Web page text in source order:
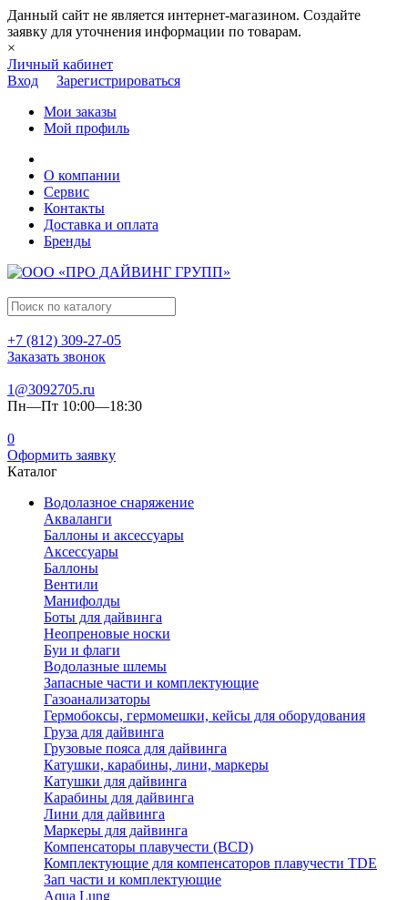
Данный сайт не является интернет-магазином. Создайте
заявку для уточнения информации по товарам.
×
Личный кабинет
Вход
Зарегистрироваться
Мои заказы
Мой профиль
О компании
Сервис
Контакты
Доставка и оплата
Бренды
+7 (812) 309-27-05
Заказать звонок
1@3092705.ru
Пн—Пт 10:00—18:30
0
Оформить заявку
Каталог
Водолазное снаряжение
Акваланги
Баллоны и аксессуары
Аксессуары
Баллоны
Вентили
Манифолды
Боты для дайвинга
Неопреновые носки
Буи и флаги
Водолазные шлемы
Запасные части и комплектующие
Газоанализаторы
Гермобоксы, гермомешки, кейсы для оборудования
Груза для дайвинга
Грузовые пояса для дайвинга
Катушки, карабины, лини, маркеры
Катушки для дайвинга
Карабины для дайвинга
Лини для дайвинга
Маркеры для дайвинга
Компенсаторы плавучести (BCD)
Комплектующие для компенсаторов плавучести TDE
Зап части и комплектующие
Aqua Lung